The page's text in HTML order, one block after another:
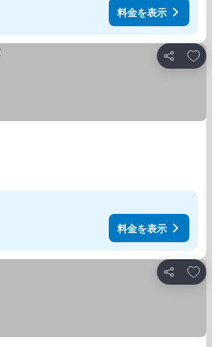
料金を表示
シェア
お気に
料金を表示
シェア
お気に